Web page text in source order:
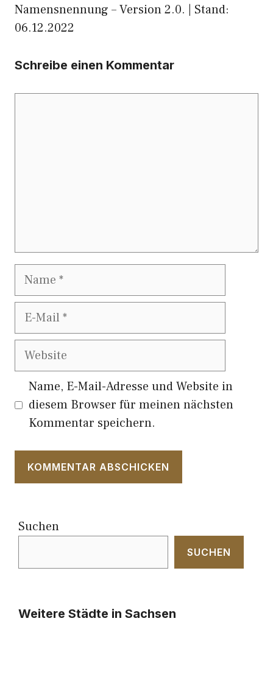
Namensnennung – Version 2.0. | Stand:
06.12.2022
Schreibe einen Kommentar
Name
E-
Website
Name, E-Mail-Adresse und Website in
diesem Browser für meinen nächsten
Kommentar speichern.
Suchen
SUCHEN
Weitere Städte in Sachsen